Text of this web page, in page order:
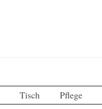
Tisch Pflege